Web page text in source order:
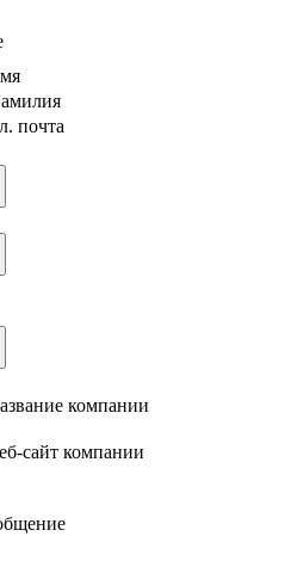
почта
компании
сайт компании